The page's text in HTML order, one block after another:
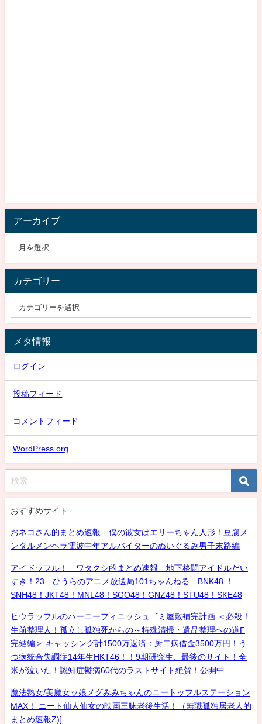
アーカイブ
カテゴリー
メタ情報
ログイン
投稿フィード
コメントフィード
WordPress.org
おすすめサイト
おネコさん的まとめ速報 僕の彼女はエリーちゃん人形！豆腐メ
ンタルメンヘラ電波中年アルバイターのぬいぐるみ男子末路編
アイドッフル！ ワタクシ的まとめ速報 地下格闘アイドルだい
すき！23 ひうらのアニメ放送局101ちゃんねる BNK48 ！
SNH48！JKT48！MNL48！SGO48！GNZ48！STU48！SKE48
ヒウラッフルのハーニーフィニッシュゴミ屋敷補完計画 ＜必殺！
生前整理人！孤立し孤独死からの～特殊清掃・遺品整理への道F
完結編＞ キャッシング計1500万返済：厨二病借金3500万円！う
つ病統合失調症14年生HKT46！！9期研究生、最後のサイト！全
米が泣いた！認知症鬱病60代のラストサイト絶賛！公開中
魔法熟女/美魔女ッ娘メグみみちゃんのニートッフルステーション
MAX！ ニート仙人仙女の映画三昧老後生活！（無職孤独居老人的
まとめ速報Z)]